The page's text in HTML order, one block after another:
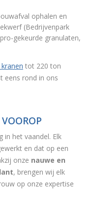
ophalen en
(Bedrijvenpark
gekeurde granulaten,
tot 220 ton
eens rond in ons
in het vaandel. Elk
en dat op een
onze nauwe en
, brengen wij elk
op onze expertise